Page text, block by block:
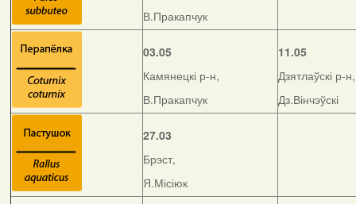
В.Пракапчук
03.05
Камянецкі р-н,
В.Пракапчук
11.05
Дзятлаўскі р-н,
Дз.Вінчэўскі
27.03
Брэст,
Я.Місіюк